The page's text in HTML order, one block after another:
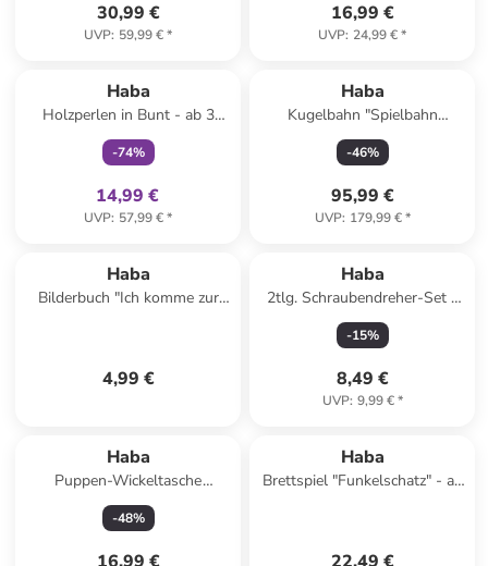
30,99 €
UVP: 59,99 €*
16,99 €
UVP: 24,99 €*
Haba
Holzperlen in Bunt - ab 3
Jahren
-74%
14,99 €
UVP: 57,99 €*
Haba
Kugelbahn "Spielbahn
Bahnhof" - ab 2 Jahren
-46%
95,99 €
UVP: 179,99 €*
Haba
Bilderbuch "Ich komme zur
4,99 €
Haba
2tlg. Schraubendreher-Set -
ab 6 Jahren
-15%
8,49 €
UVP: 9,99 €*
Haba
Puppen-Wickeltasche
"Sommerwiese" - ab 18
Monaten
-48%
Haba
Brettspiel "Funkelschatz" - ab